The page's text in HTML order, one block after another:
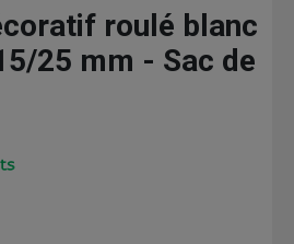
roulé blanc
25 mm - Sac de